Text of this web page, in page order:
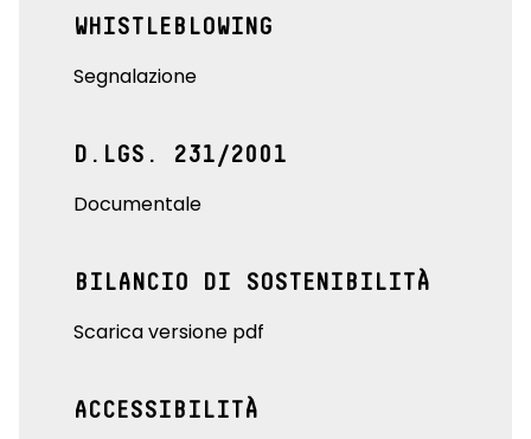
WHISTLEBLOWING
Segnalazione
D.LGS. 231/2001
Documentale
BILANCIO DI SOSTENIBILITÀ
Scarica versione pdf
ACCESSIBILITÀ